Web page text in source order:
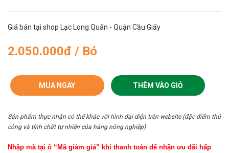
Giá bán tại shop Lạc Long Quân - Quận Cầu Giấy
2.050.000đ / Bó
MUA NGAY THÊM VÀO GIỎ
Sản phẩm thực nhận có thể khác với hình đại diện trên website (đặc điểm thủ
công và tính chất tự nhiên của hàng nông nghiệp)
Nhập mã tại ô “Mã giảm giá” khi thanh toán để nhận ưu đãi hấp